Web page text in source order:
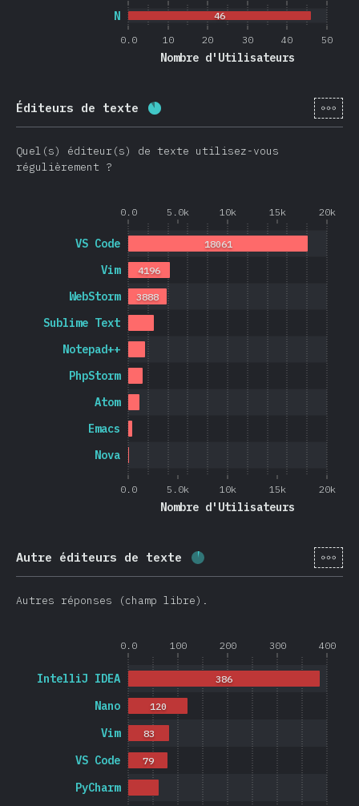
0.0 10 20 30 40 50
Nombre d'Utilisateurs
N 46
Éditeurs de texte Progression: 21013)
[fr-
Quel(s) éditeur(s) de texte utilisez-vous
régulièrement ?
0.0 5.0k 10k 15k 20k
0.0 5.0k 10k 15k 20k
Nombre d'Utilisateurs
Nova
Emacs
Atom
PhpStorm
Notepad++
Sublime Text
WebStorm
Vim
VS Code
3888
4196
18061
Autre éditeurs de texte Progression: (900
[fr-
Autres réponses (champ libre).
0.0 100 200 300 400
PyCharm
VS Code
Vim
Nano
IntelliJ IDEA
79
83
120
386